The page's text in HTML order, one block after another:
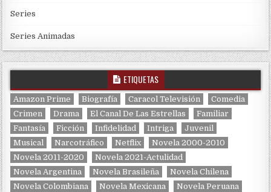
Series
Series Animadas
ETIQUETAS
Amazon Prime Biografía Caracol Televisión
Comedia
Crimen
Drama El Canal De Las Estrellas
Familiar
Fantasía
Ficción Infidelidad Intriga
Juvenil
Musical
Narcotráfico Netflix
Novela 2000-2010
Novela 2011-2020
Novela 2021-Actulidad
Novela Argentina
Novela Brasileña
Novela Chilena
Novela Colombiana
Novela Mexicana Novela Peruana